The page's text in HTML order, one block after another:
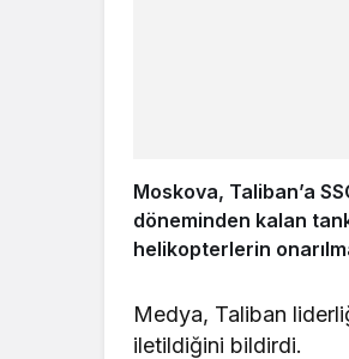
Moskova, Taliban’a
döneminden kalan
helikopterlerin
Medya, Taliban
iletildiğini bildirdi.